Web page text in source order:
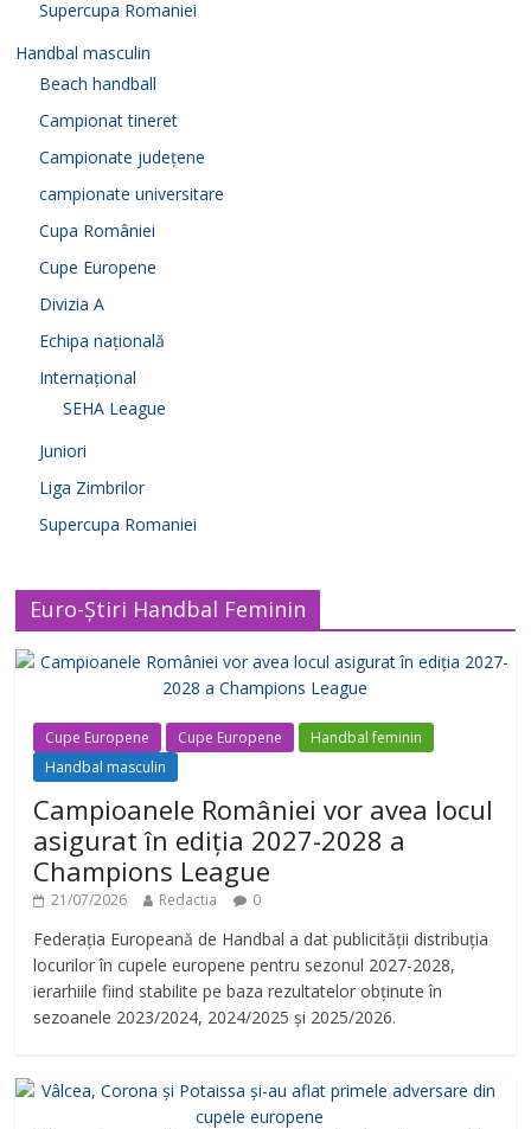
Supercupa Romaniei
Handbal masculin
Beach handball
Campionat tineret
Campionate județene
campionate universitare
Cupa României
Cupe Europene
Divizia A
Echipa națională
Internațional
SEHA League
Juniori
Liga Zimbrilor
Supercupa Romaniei
Euro-Știri Handbal Feminin
Cupe Europene Cupe Europene
Handbal feminin
Handbal masculin
Campioanele României vor avea locul
asigurat în ediția 2027-2028 a
Champions League
21/07/2026 Redactia 0
Federația Europeană de Handbal a dat publicității distribuția
locurilor în cupele europene pentru sezonul 2027-2028,
ierarhiile fiind stabilite pe baza rezultatelor obținute în
sezoanele 2023/2024, 2024/2025 și 2025/2026.